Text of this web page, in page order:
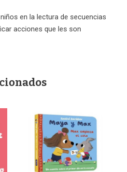
en la lectura de secuencias
acciones que les son